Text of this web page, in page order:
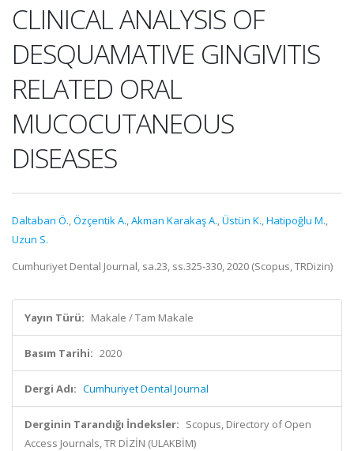
CLINICAL ANALYSIS OF
DESQUAMATIVE GINGIVITIS
RELATED ORAL
MUCOCUTANEOUS
DISEASES
Daltaban Ö.,Özçentik A.,Akman Karakaş A.,Üstün K.,Hatipoğlu M.,
Uzun S.
Cumhuriyet Dental Journal, sa.23, ss.325-330, 2020 (Scopus, TRDizin)
Yayın Türü: Makale / Tam Makale
Basım Tarihi: 2020
Dergi Adı: Cumhuriyet Dental Journal
Derginin Tarandığı İndeksler: Scopus, Directory of Open
Access Journals, TR DİZİN (ULAKBİM)